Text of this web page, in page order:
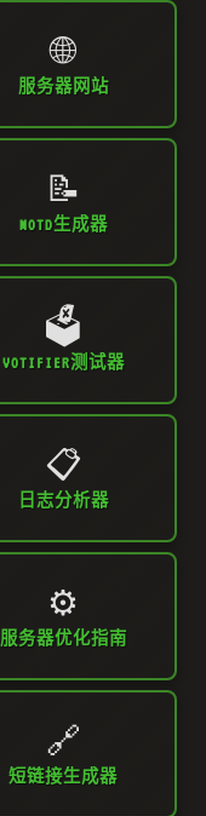
🌐
服务器网站
📝
MOTD生成器
🗳️
VOTIFIER测试器
📋
日志分析器
⚙️
服务器优化指南
🔗
短链接生成器